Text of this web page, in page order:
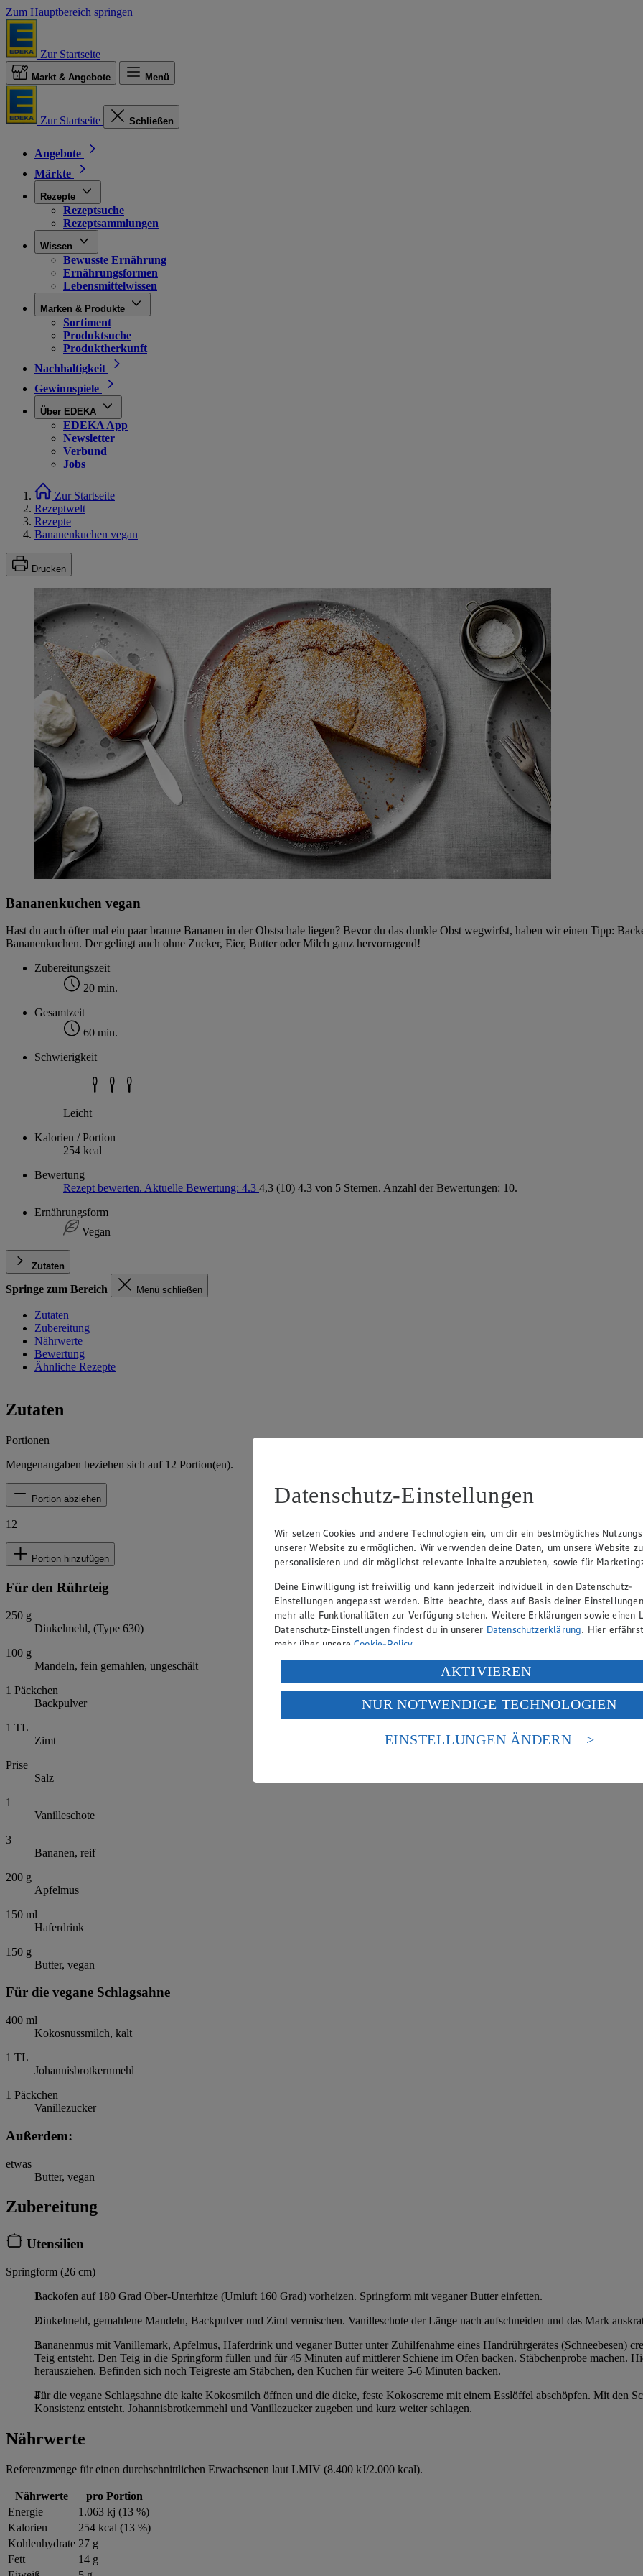
Zum Hauptbereich springen
Zur Startseite
Markt & Angebote Menü
Zur Startseite Schließen
Angebote
Märkte
Rezepte
Rezeptsuche
Rezeptsammlungen
Wissen
Bewusste Ernährung
Ernährungsformen
Lebensmittelwissen
Marken & Produkte
Sortiment
Produktsuche
Produktherkunft
Nachhaltigkeit
Gewinnspiele
Über EDEKA
EDEKA App
Newsletter
Verbund
Jobs
Zur Startseite
Rezeptwelt
Rezepte
Bananenkuchen vegan
Drucken
Bananenkuchen vegan
Hast du auch öfter mal ein paar braune Bananen in der Obstschale liegen? Bevor du das dunkle Obst wegwirfst, haben wir einen Tipp:
Bananenkuchen. Der gelingt auch ohne Zucker, Eier, Butter oder Milch ganz hervorragend!
Zubereitungszeit
20 min.
Gesamtzeit
60 min.
Schwierigkeit
Leicht
Kalorien / Portion
254 kcal
Bewertung
Rezept bewerten. Aktuelle Bewertung: 4.3 4,3 (10) 4.3 von 5 Sternen. Anzahl der Bewertungen: 10.
Ernährungsform
Vegan
Zutaten
Springe zum Bereich Menü schließen
Zutaten
Zubereitung
Nährwerte
Bewertung
Ähnliche Rezepte
Zutaten
Portionen
Mengenangaben beziehen sich auf 12 Portion(en).
Portion abziehen
12
Portion hinzufügen
Für den Rührteig
250 g
Dinkelmehl, (Type 630)
100 g
Mandeln, fein gemahlen, ungeschält
1 Päckchen
Backpulver
1 TL
Zimt
Prise
Salz
1
Vanilleschote
3
Bananen, reif
200 g
Apfelmus
150 ml
Haferdrink
150 g
Butter, vegan
Für die vegane Schlagsahne
400 ml
Kokosnussmilch, kalt
1 TL
Johannisbrotkernmehl
1 Päckchen
Vanillezucker
Außerdem:
etwas
Butter, vegan
Zubereitung
Utensilien
Springform (26 cm)
Backofen auf 180 Grad Ober-Unterhitze (Umluft 160 Grad) vorheizen. Springform mit veganer Butter einfetten.
Dinkelmehl, gemahlene Mandeln, Backpulver und Zimt vermischen. Vanilleschote der Länge nach aufschneiden und das Mark
Bananenmus mit Vanillemark, Apfelmus, Haferdrink und veganer Butter unter Zuhilfenahme eines Handrührgerätes (Schneebesen)
Teig entsteht. Den Teig in die Springform füllen und für 45 Minuten auf mittlerer Schiene im Ofen backen. Stäbchenprobe machen.
herausziehen. Befinden sich noch Teigreste am Stäbchen, den Kuchen für weitere 5-6 Minuten backen.
Für die vegane Schlagsahne die kalte Kokosmilch öffnen und die dicke, feste Kokoscreme mit einem Esslöffel abschöpfen. Mit den
Konsistenz entsteht. Johannisbrotkernmehl und Vanillezucker zugeben und kurz weiter schlagen.
Nährwerte
Referenzmenge für einen durchschnittlichen Erwachsenen laut LMIV (8.400 kJ/2.000 kcal).
Nährwerte
pro Portion
Energie
1.063 kj (13 %)
Kalorien
254 kcal (13 %)
Kohlenhydrate 27 g
Fett
14 g
Datenschutz-Einstellungen
Wir setzen Cookies und andere Technologien ein, um dir ein bestmögliches
unserer Website zu ermöglichen. Wir verwenden deine Daten, um unsere Website zu
personalisieren und dir möglichst relevante Inhalte anzubieten, sowie für
Deine Einwilligung ist freiwillig und kann jederzeit individuell in den Datenschutz-
Einstellungen angepasst werden. Bitte beachte, dass auf Basis deiner
mehr alle Funktionalitäten zur Verfügung stehen. Weitere Erklärungen sowie einen
Datenschutz-Einstellungen findest du in unserer Datenschutzerklärung. Hier
mehr über unsereCookie-Policy.
Verarbeitung deiner personenbezogenen Daten in den USA durch Facebook und
Wenn du auf „Aktivieren“ klickst, willigst du im Sinne des Art. 49 Abs. 1 Satz 1 lit.
ein, dass deine Daten in den USA verarbeitet werden. Der EuGH sieht die USA als
einem nach europäischen Standards nicht angemessenen Datenschutzniveau an. Es
Risiko eines Zugriffs durch US-amerikanische Behörden.
AKTIVIEREN
NUR NOTWENDIGE TECHNOLOGIEN
EINSTELLUNGEN ÄNDERN